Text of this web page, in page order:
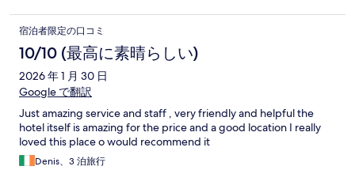
宿泊者限定の口コミ
10/10 (最高に素晴らしい)
2026 年 1 月 30 日
Google で翻訳
Just amazing service and staff , very friendly and helpful the
hotel itself is amazing for the price and a good location I really
loved this place o would recommend it
Denis、3 泊旅行